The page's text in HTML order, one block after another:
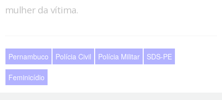
mulher da vítima.
Pernambuco Polícia Civil Polícia Militar SDS-PE
Feminicídio